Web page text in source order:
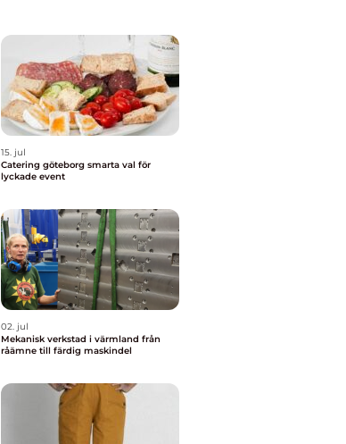
15. jul
Catering göteborg smarta val för
lyckade event
02. jul
Mekanisk verkstad i värmland från
råämne till färdig maskindel